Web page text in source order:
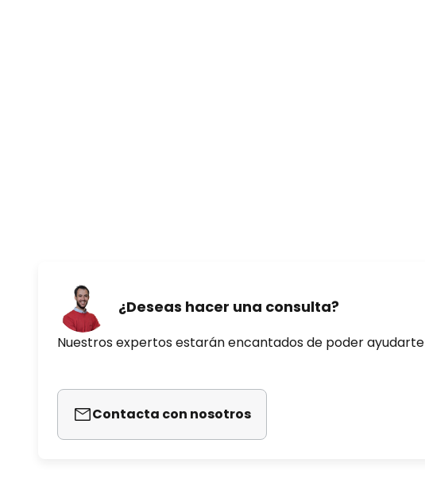
¿Deseas hacer una consulta?
Nuestros expertos estarán encantados de poder ayudarte
Contacta con nosotros